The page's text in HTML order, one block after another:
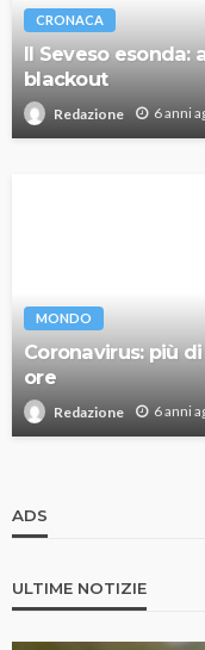
CRONACA
Il Seveso esonda:
blackout
Redazione 6 anni
MONDO
Coronavirus: più
ore
Redazione 6 anni
ADS
ULTIME NOTIZIE